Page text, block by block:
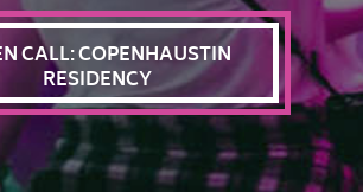
CALL: COPENHAUSTIN
RESIDENCY